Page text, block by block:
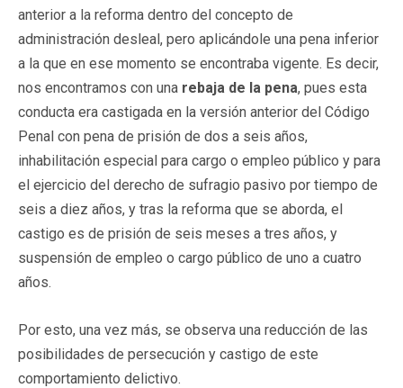
anterior a la reforma dentro del concepto de
administración desleal, pero aplicándole una pena inferior
a la que en ese momento se encontraba vigente. Es decir,
nos encontramos con una rebaja de la pena, pues esta
conducta era castigada en la versión anterior del Código
Penal con pena de prisión de dos a seis años,
inhabilitación especial para cargo o empleo público y para
el ejercicio del derecho de sufragio pasivo por tiempo de
seis a diez años, y tras la reforma que se aborda, el
castigo es de prisión de seis meses a tres años, y
suspensión de empleo o cargo público de uno a cuatro
años.
Por esto, una vez más, se observa una reducción de las
posibilidades de persecución y castigo de este
comportamiento delictivo.